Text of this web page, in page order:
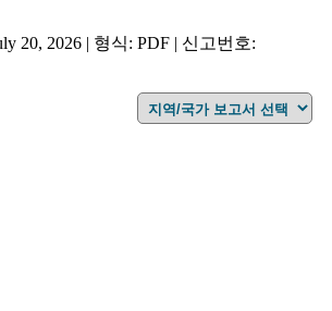
20, 2026 | 형식: PDF | 신고번호: